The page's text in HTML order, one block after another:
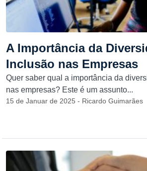
A Importância da
Inclusão nas Empresas
Quer saber qual a importância da
nas empresas? Este é um assunto...
15 de Januar de 2025 - Ricardo Guimarães